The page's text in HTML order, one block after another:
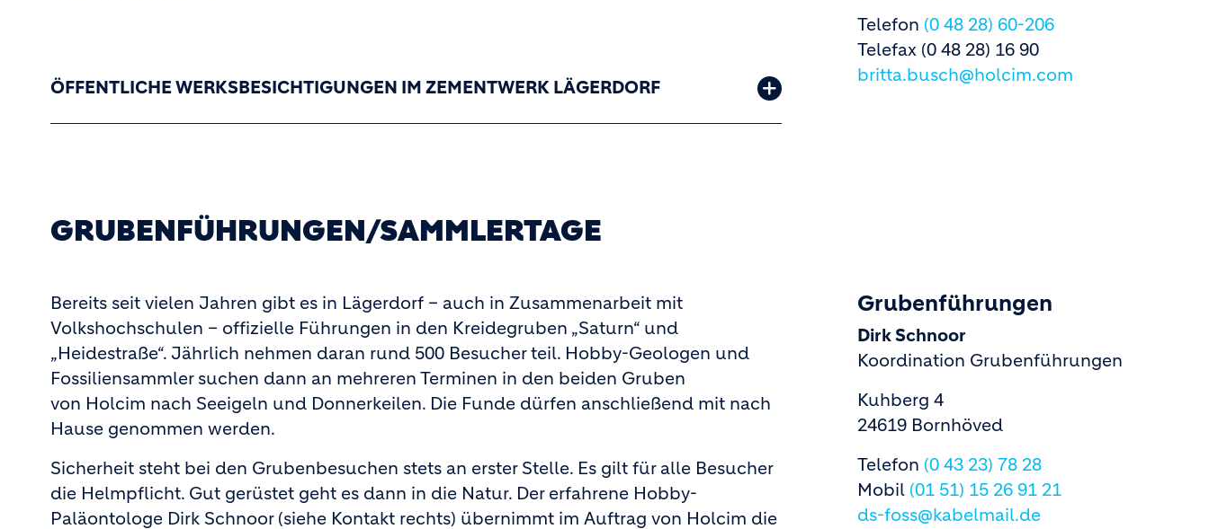
ÖFFENTLICHE WERKSBESICHTIGUNGEN IM ZEMENTWERK LÄGERDORF
Telefon (0 48 28) 60-206
Telefax (0 48 28) 16 90
britta.busch@holcim.com
GRUBENFÜHRUNGEN/SAMMLERTAGE
Bereits seit vielen Jahren gibt es in Lägerdorf – auch in Zusammenarbeit mit
Volkshochschulen – offizielle Führungen in den Kreidegruben „Saturn“ und
„Heidestraße“. Jährlich nehmen daran rund 500 Besucher teil. Hobby-Geologen und
Fossiliensammler suchen dann an mehreren Terminen in den beiden Gruben
von Holcim nach Seeigeln und Donnerkeilen. Die Funde dürfen anschließend mit nach
Hause genommen werden.
Sicherheit steht bei den Grubenbesuchen stets an erster Stelle. Es gilt für alle Besucher
die Helmpflicht. Gut gerüstet geht es dann in die Natur. Der erfahrene Hobby-
Paläontologe Dirk Schnoor (siehe Kontakt rechts) übernimmt im Auftrag von Holcim die
Grubenführungen
Dirk Schnoor
Koordination Grubenführungen
Kuhberg 4
24619 Bornhöved
Telefon (0 43 23) 78 28
Mobil (01 51) 15 26 91 21
ds-foss@kabelmail.de